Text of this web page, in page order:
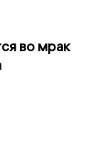
во мрак